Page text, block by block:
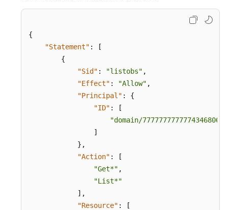
{
"Statement" :
[
{
"Sid" : "listobs" ,
"Effect" : "Allow" ,
"Principal" :
{
"ID" :
[
"domain/
]
} ,
"Action" :
[
"Get*" ,
"List*"
] ,
"Resource" :
[